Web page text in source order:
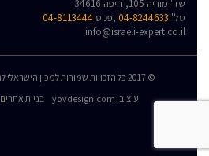
שד' מוריה 105, חיפה 34616
טל' 04-8244633 ,פקס 04-8113444
info@israeli-expert.co.il
© 2017 כל הזכויות שמורות למכון הישראלי לחוות דעת מומחים ובוררים
בניית אתרים
yovdesign.com :עיצוב